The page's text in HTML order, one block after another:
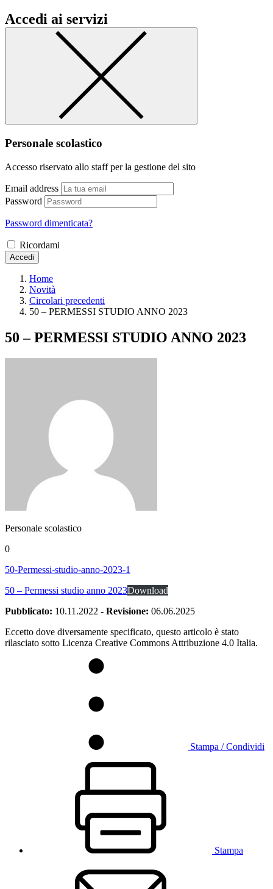
Accedi ai servizi
Personale scolastico
Accesso riservato allo staff per la gestione del sito
Email address
Password
Password dimenticata?
Ricordami
Accedi
Home
Novità
Circolari precedenti
50 – PERMESSI STUDIO ANNO 2023
50 – PERMESSI STUDIO ANNO 2023
Personale scolastico
0
50-Permessi-studio-anno-2023-1
50 – Permessi studio anno 2023Download
Pubblicato: 10.11.2022 - Revisione: 06.06.2025
Eccetto dove diversamente specificato, questo articolo è stato
rilasciato sotto Licenza Creative Commons Attribuzione 4.0 Italia.
Stampa / Condividi
Stampa